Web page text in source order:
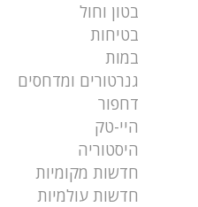
בטון וחול
בטיחות
במות
גנרטורים ומדחסים
דחפור
היי-טק
היסטוריה
חדשות מקומיות
חדשות עולמיות